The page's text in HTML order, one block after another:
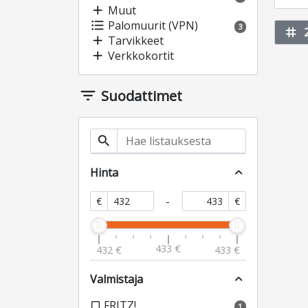
add Muut
format_list_bulleted Palomuurit (VPN) 3
add Tarvikkeet
add Verkkokortit
filter_list Suodattimet
search
Hinta expand_less
€ - €
432 € 433 € 433 €
Valmistaja expand_less
check_box_outline_blank
tag